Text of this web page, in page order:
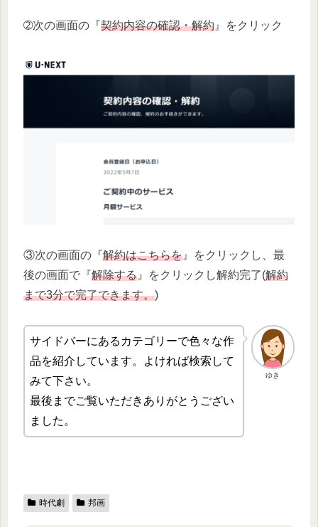
➁次の画面の『契約内容の確認・解約 』をクリック
③次の画面の『解約はこちらを 』をクリックし、最
後の画面で『解除する 』をクリックし解約完了(解約
まで3分で完了できます。)
ゆき
サイドバーにあるカテゴリーで色々な作
品を紹介しています。よければ検索して
みて下さい。
最後までご覧いただきありがとうござい
ました。
時代劇 邦画